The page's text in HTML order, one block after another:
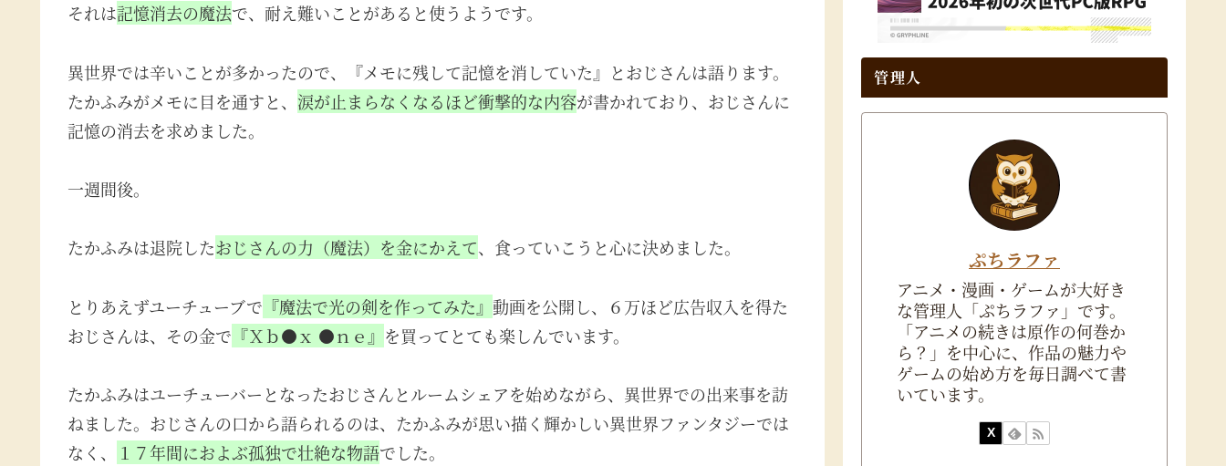
それは記憶消去の魔法で、耐え難いことがあると使うようです。
異世界では辛いことが多かったので、『メモに残して記憶を消していた』とおじさんは語ります。
たかふみがメモに目を通すと、 涙が止まらなくなるほど衝撃的な内容が書かれており、おじさんに
記憶の消去を求めました。
一週間後。
たかふみは退院したおじさんの力（魔法）を金にかえて、食っていこうと心に決めました。
とりあえずユーチューブで 『魔法で光の剣を作ってみた』 動画を公開し、６万ほど広告収入を得た
おじさんは、その金で 『Ｘｂ●ｘ ●ｎｅ』 を買ってとても楽しんでいます。
たかふみはユーチューバーとなったおじさんとルームシェアを始めながら、異世界での出来事を訪
ねました。おじさんの口から語られるのは、たかふみが思い描く輝かしい異世界ファンタジーでは
なく、
１７年間におよぶ孤独で壮絶な物語でした。
管理人
ぷちラファ
アニメ・漫画・ゲームが大好き
な管理人「ぷちラファ」です。
「アニメの続きは原作の何巻か
ら？」を中心に、作品の魅力や
ゲームの始め方を毎日調べて書
いています。